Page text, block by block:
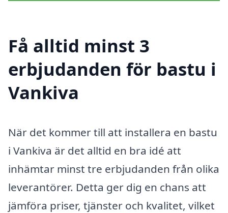
Få alltid minst 3
erbjudanden för bastu i
Vankiva
När det kommer till att installera en bastu
i Vankiva är det alltid en bra idé att
inhämtar minst tre erbjudanden från olika
leverantörer. Detta ger dig en chans att
jämföra priser, tjänster och kvalitet, vilket